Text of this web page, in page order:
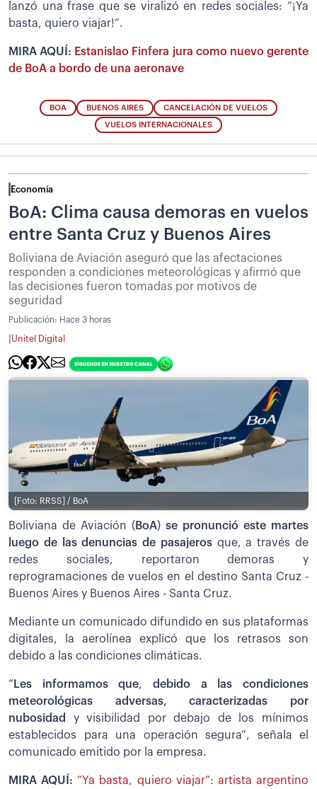
lanzó una frase que se viralizó en redes sociales: “¡Ya
basta, quiero viajar!”.
MIRA AQUÍ: Estanislao Finfera jura como nuevo gerente
de BoA a bordo de una aeronave
BOA BUENOS AIRES CANCELACIÓN DE VUELOS
VUELOS INTERNACIONALES
Economía
BoA: Clima causa demoras en vuelos
entre Santa Cruz y Buenos Aires
Boliviana de Aviación aseguró que las afectaciones
responden a condiciones meteorológicas y afirmó que
las decisiones fueron tomadas por motivos de
seguridad
Publicación: Hace 3 horas
Unitel Digital
[Foto: RRSS] / BoA
Boliviana de Aviación ( BoA) se pronunció este martes
luego de las denuncias de pasajerosque, a través de
redes sociales, reportaron demoras y
reprogramaciones de vuelos en el destino Santa Cruz -
Buenos Aires y Buenos Aires - Santa Cruz.
Mediante un comunicado difundido en sus plataformas
digitales, la aerolínea explicó que los retrasos son
debido a las condiciones climáticas.
” Les informamos que, debido a las condiciones
meteorológicas adversas, caracterizadas por
nubosidad y visibilidad por debajo de los mínimos
establecidos para una operación segura”, señala el
comunicado emitido por la empresa.
MIRA AQUÍ:“Ya basta, quiero viajar”: artista argentino